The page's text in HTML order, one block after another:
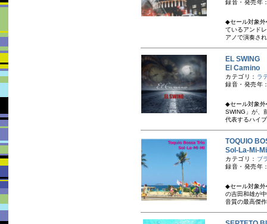
録音・発売年
◆セール対象外
ているアンド
アノで演奏さ
EL SWING
El Camino
カテゴリ： ラ
録音・発売年
◆セール対象
SWING」が、
代表するハイ
TOQUIO
Sol-La-Mi-
カテゴリ： ブ
録音・発売年
◆セール対象外
の吉田和雄が
音質の最高傑